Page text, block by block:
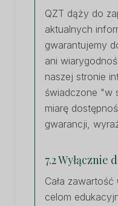
QZT dąży do
aktualnych
gwarantujemy
ani
naszej stronie
świadczone "w
miarę
gwarancji,
7.2
Cała zawartość
celom